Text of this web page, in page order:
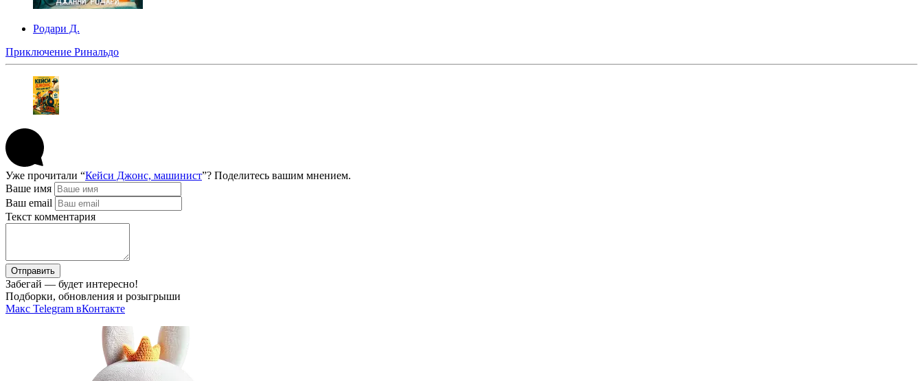
Родари Д.
Приключение Ринальдо
Уже прочитали “Кейси Джонс, машинист”? Поделитесь вашим мнением.
Ваше имя
Ваш email
Текст комментария
Отправить
Забегай — будет интересно!
Подборки, обновления и розыгрыши
Макс Telegram вКонтакте